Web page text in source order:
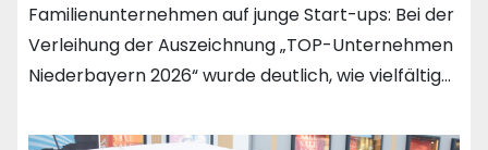
Familienunternehmen auf junge Start-ups: Bei der
Verleihung der Auszeichnung „TOP-Unternehmen
Niederbayern 2026“ wurde deutlich, wie vielfältig…